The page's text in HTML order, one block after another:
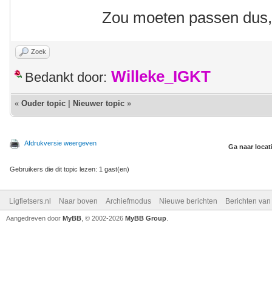
Zou moeten passen
Zoek
Bedankt door: Willeke_IGKT
« Ouder topic Nieuwer topic »
Afdrukversie weergeven Ga naar
Gebruikers die dit topic lezen: 1 gast(en)
Ligfietsers.nl Naar boven Archiefmodus Nieuwe berichten Berichten
Aangedreven door MyBB , © 2002-2026 MyBB Group